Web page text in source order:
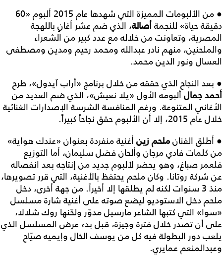
● من الألبومات المميزة التي شهدها عام 2015 ألبوم «60
دقيقة حياة» للنجمةأصالة، الذي ضم عشر أغانٍ باللهجة
المصرية، وتعاونت من خلاله مع عدد كبير من الشعراء
والملحنين، منهم نادر عبدالله ومحمد رحيم ومدين ومصطفى
العسال ونور الدين محمد.
● بعد النجاح الذي حققه من خلال برنامج «أراب آيدول»، طرح
أحمد جمال ألبومه الأول «يلا نعيش»، الذي ضم العديد من
الأغاني المتنوعة. ورغم المنافسة الشرسة الإصدارات الغنائية
خلال عام 2015، إلا أن الألبوم حقق نجاحاً كبيراً.
● أطلق الفنانملحم زين أغنية منفردة بعنوان «عندك هواية»
من كلمات فادي مرجان وألحان فضل سليمان، أما التوزيع
فلعمر صباغ، وهو يحضر لألبوم جديد من إنتاجه بعد انفصاله
عن شركة روتانا. وكان ملحم يحتفظ بالأغنية، التي قرر تصويرها،
منذ 3 سنوات لكنه لم يطلقها إلا أخيراً. من جهة أخرى، دخل
ملحم دخل الاستوديو ليضع صوته على أغنية شارة مسلسل
«سوا» التي كتبها الشاعر مارسيل مدوّر ولحّنها روك شلالا،
على أن تصدر خلال فترة وجيزة، قبل بدء عرض المسلسل الذي
يلعب دور البطولة فيه كل من يوسف الخال وإيميه صيّاح
وعبدالمنعم عمايري.